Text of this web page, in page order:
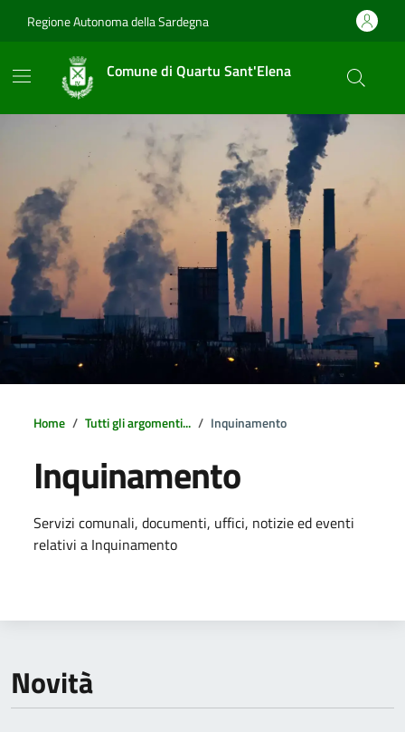
Regione Autonoma della Sardegna
Comune di Quartu Sant'Elena
Home Tutti gli argomenti... Inquinamento
Inquinamento
Dettagli della notizia
Servizi comunali, documenti, uffici, notizie ed eventi
relativi a Inquinamento
Novità